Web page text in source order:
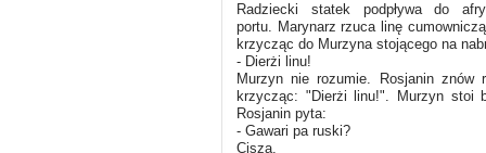
Radziecki statek podpływa do
portu. Marynarz rzuca linę
krzycząc do Murzyna stojącego na
- Dierżi linu!
Murzyn nie rozumie. Rosjanin znów
krzycząc: "Dierżi linu!". Murzyn stoi
Rosjanin pyta:
- Gawari pa ruski?
Cisza.